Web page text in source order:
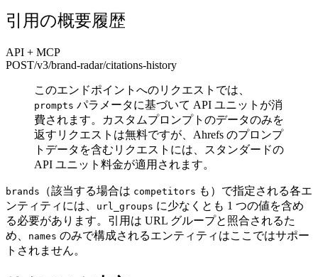
引用の概要履歴
API + MCP
POST/v3/brand-radar/citations-history
このエンドポイントへのリクエストでは、
prompts パラメータに基づいて API ユニットが消
費されます。カスタムプロンプトのデータのみを
返すリクエストは無料ですが、Ahrefs のプロンプ
トデータを含むリクエストには、スタンダードの
API ユニット料金が適用されます。
brands （該当する場合は competitors も）で指定される各エ
ンティティには、
url_groups に少なくとも 1 つの値を含め
る必要があります。引用は URL グループと照合されるた
め、
names のみで構成されるエンティティはここではサポー
トされません。